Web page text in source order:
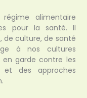
alimentaire
pour la santé. Il
de culture, de santé
à nos cultures
garde contre les
et des approches